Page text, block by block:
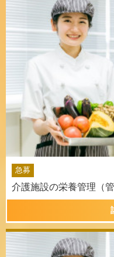
急募
介護施設の栄養管理（